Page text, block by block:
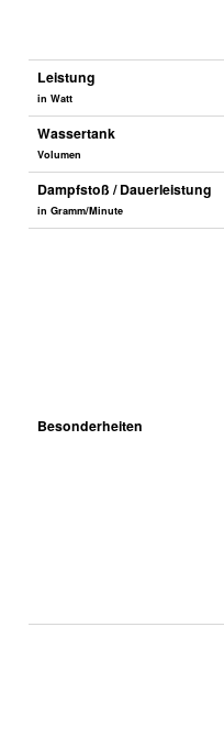
Leistung
in Watt
Wassertank
Volumen
Dampfstoß / Dauerleistung
in Gramm/Minute
Besonderheiten